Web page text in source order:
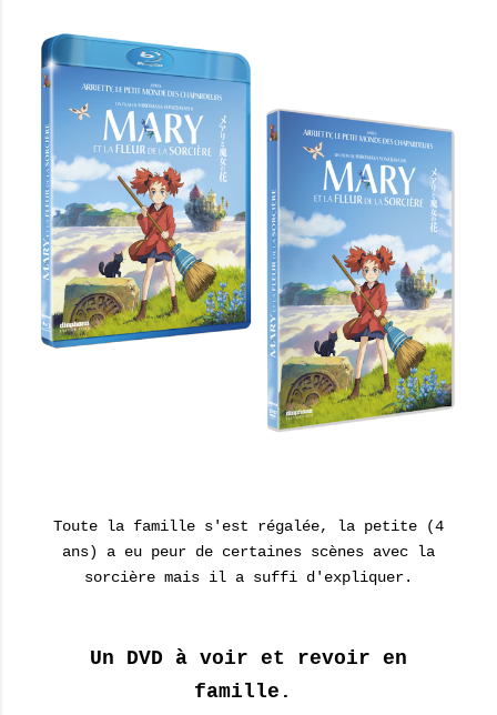
Toute la famille s'est régalée, la petite (4
ans) a eu peur de certaines scènes avec la
sorcière mais il a suffi d'expliquer.
Un DVD à voir et revoir en
famille.